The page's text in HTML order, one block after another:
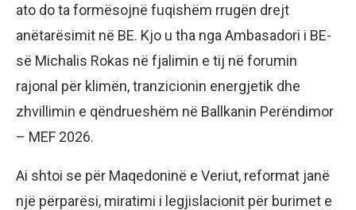
ato do ta formësojnë fuqishëm rrugën drejt
anëtarësimit në BE. Kjo u tha nga Ambasadori i BE-
së Michalis Rokas në fjalimin e tij në forumin
rajonal për klimën, tranzicionin energjetik dhe
zhvillimin e qëndrueshëm në Ballkanin Perëndimor
– MEF 2026.
Ai shtoi se për Maqedoninë e Veriut, reformat janë
një përparësi, miratimi i legjislacionit për burimet e